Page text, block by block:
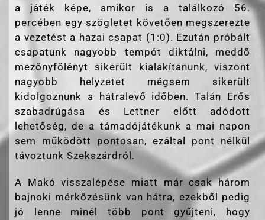
a játék képe, amikor is a találkozó 56.
percében egy szögletet követően megszerezte
a vezetést a hazai csapat (1:0). Ezután próbált
csapatunk nagyobb tempót diktálni, meddő
mezőnyfölényt sikerült kialakítanunk, viszont
nagyobb helyzetet mégsem sikerült
kidolgoznunk a hátralevő időben. Talán Erős
szabadrúgása és Lettner előtt adódott
lehetőség, de a támadójátékunk a mai napon
sem működött pontosan, ezáltal pont nélkül
távoztunk Szekszárdról.
A Makó visszalépése miatt már csak három
bajnoki mérkőzésünk van hátra, ezekből pedig
jó lenne minél több pont gyűjteni, hogy